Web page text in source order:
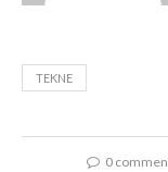
TEKNE
0